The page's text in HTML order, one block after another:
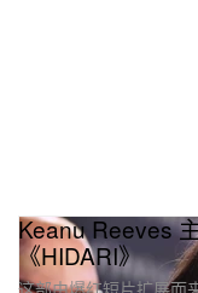
Keanu Reeves
《HIDARI》
这部由爆红短片扩展而